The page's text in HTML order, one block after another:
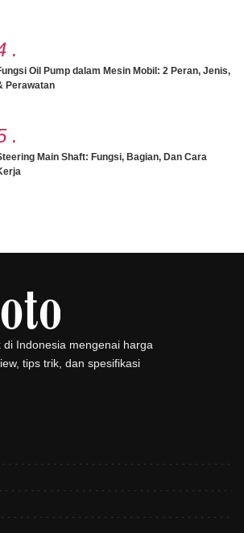
.
Oil Pump dalam Mesin Mobil: 2 Peran, Jenis,
Perawatan
.
Main Shaft: Fungsi, Bagian, Dan Cara
Indonesia mengenai harga
tips trik, dan spesifikasi